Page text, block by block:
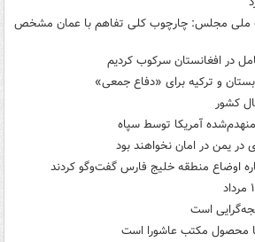
ملی مجلس: چارچوب کلی تفاهم با عمان مشخص
در افغانستان سرکوب کردیم
و ترکیه برای «دفاع جمعی»
کشور
آمریکا توسط سپاه
در یمن در امان نخواهند بود
اوضاع منطقه خلیج فارس گفت‌وگو کردند
است
محصول مکتب عاشورا است